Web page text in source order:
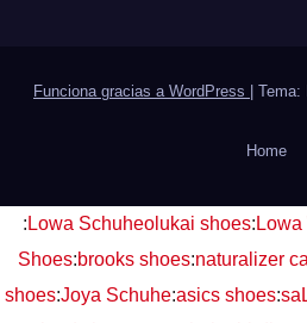
Funciona gracias a WordPress Tema:
Home
: Lowa Schuheolukai shoes:
Shoes:brooks shoes:naturalizer
shoes:Joya Schuhe:asics shoes: